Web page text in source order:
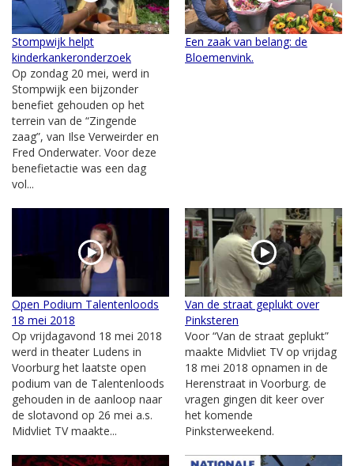
Stompwijk helpt
kinderkankeronderzoek
Op zondag 20 mei, werd in
Stompwijk een bijzonder
benefiet gehouden op het
terrein van de “Zingende
zaag”, van Ilse Verweirder en
Fred Onderwater. Voor deze
benefietactie was een dag
vol...
Een zaak van belang: de
Bloemenvink.
Open Podium Talentenloods
18 mei 2018
Op vrijdagavond 18 mei 2018
werd in theater Ludens in
Voorburg het laatste open
podium van de Talentenloods
gehouden in de aanloop naar
de slotavond op 26 mei a.s.
Midvliet TV maakte...
Van de straat geplukt over
Pinksteren
Voor “Van de straat geplukt”
maakte Midvliet TV op vrijdag
18 mei 2018 opnamen in de
Herenstraat in Voorburg. de
vragen gingen dit keer over
het komende
Pinksterweekend.